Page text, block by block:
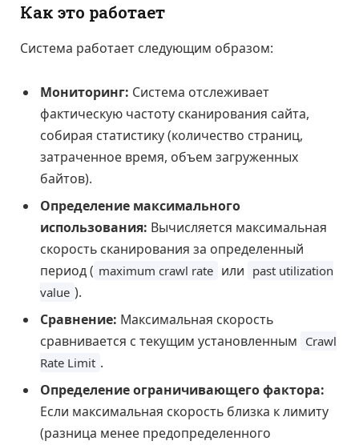
Как это работает
Система работает следующим образом:
Мониторинг: Система отслеживает
фактическую частоту сканирования сайта,
собирая статистику (количество страниц,
затраченное время, объем загруженных
байтов).
Определение максимального
использования: Вычисляется максимальная
скорость сканирования за определенный
период ( maximum crawl rate или past utilization
value ).
Сравнение: Максимальная скорость
сравнивается с текущим установленным Crawl
Rate Limit .
Определение ограничивающего фактора:
Если максимальная скорость близка к лимиту
(разница менее предопределенного